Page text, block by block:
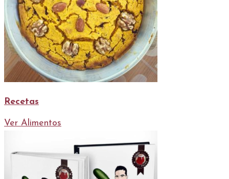
Recetas
Ver Alimentos